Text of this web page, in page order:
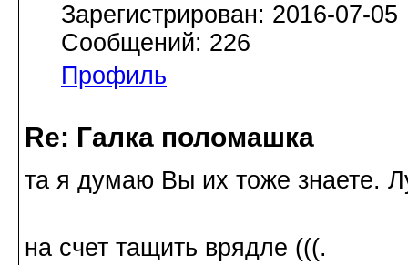
Зарегистрирован: 2016-07-05
Сообщений: 226
Профиль
Re: Галка поломашка
та я думаю Вы их тоже знаете.
на счет тащить врядле (((.